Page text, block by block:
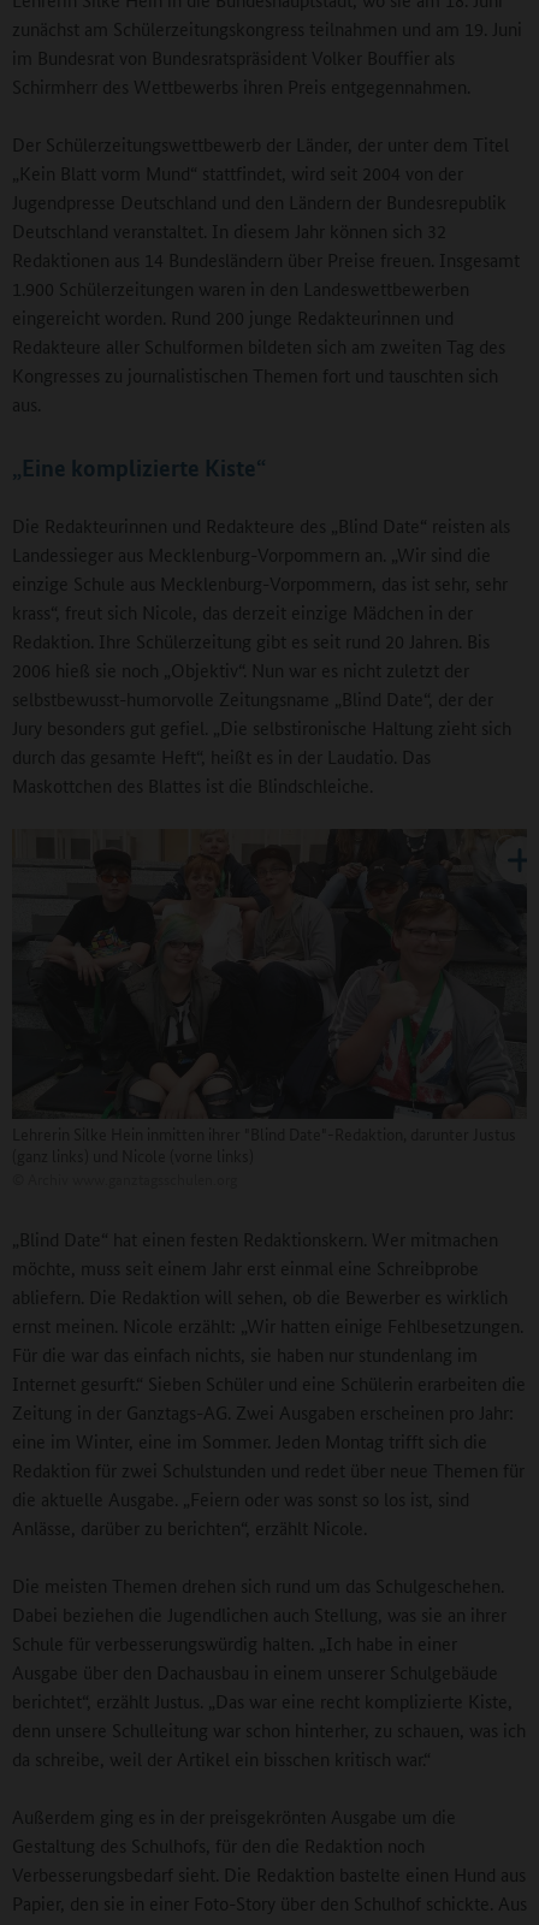
zunächst am Schülerzeitungskongress teilnahmen und am 19. Juni
im Bundesrat von Bundesratspräsident Volker Bouffier als
Schirmherr des Wettbewerbs ihren Preis entgegennahmen.
Der Schülerzeitungswettbewerb der Länder, der unter dem Titel
„Kein Blatt vorm Mund“ stattfindet, wird seit 2004 von der
Jugendpresse Deutschland und den Ländern der Bundesrepublik
Deutschland veranstaltet. In diesem Jahr können sich 32
Redaktionen aus 14 Bundesländern über Preise freuen. Insgesamt
1.900 Schülerzeitungen waren in den Landeswettbewerben
eingereicht worden. Rund 200 junge Redakteurinnen und
Redakteure aller Schulformen bildeten sich am zweiten Tag des
Kongresses zu journalistischen Themen fort und tauschten sich
aus.
„Eine komplizierte Kiste“
Die Redakteurinnen und Redakteure des „Blind Date“ reisten als
Landessieger aus Mecklenburg-Vorpommern an. „Wir sind die
einzige Schule aus Mecklenburg-Vorpommern, das ist sehr, sehr
krass“, freut sich Nicole, das derzeit einzige Mädchen in der
Redaktion. Ihre Schülerzeitung gibt es seit rund 20 Jahren. Bis
2006 hieß sie noch „Objektiv“. Nun war es nicht zuletzt der
selbstbewusst-humorvolle Zeitungsname „Blind Date“, der der
Jury besonders gut gefiel. „Die selbstironische Haltung zieht sich
durch das gesamte Heft“, heißt es in der Laudatio. Das
Maskottchen des Blattes ist die Blindschleiche.
„Blind Date“ hat einen festen Redaktionskern. Wer mitmachen
möchte, muss seit einem Jahr erst einmal eine Schreibprobe
abliefern. Die Redaktion will sehen, ob die Bewerber es wirklich
ernst meinen. Nicole erzählt: „Wir hatten einige Fehlbesetzungen.
Für die war das einfach nichts, sie haben nur stundenlang im
Internet gesurft.“ Sieben Schüler und eine Schülerin erarbeiten die
Zeitung in der Ganztags-AG. Zwei Ausgaben erscheinen pro Jahr:
eine im Winter, eine im Sommer. Jeden Montag trifft sich die
Redaktion für zwei Schulstunden und redet über neue Themen für
die aktuelle Ausgabe. „Feiern oder was sonst so los ist, sind
Anlässe, darüber zu berichten“, erzählt Nicole.
Die meisten Themen drehen sich rund um das Schulgeschehen.
Dabei beziehen die Jugendlichen auch Stellung, was sie an ihrer
Schule für verbesserungswürdig halten. „Ich habe in einer
Ausgabe über den Dachausbau in einem unserer Schulgebäude
berichtet“, erzählt Justus. „Das war eine recht komplizierte Kiste,
denn unsere Schulleitung war schon hinterher, zu schauen, was ich
da schreibe, weil der Artikel ein bisschen kritisch war.“
Außerdem ging es in der preisgekrönten Ausgabe um die
Gestaltung des Schulhofs, für den die Redaktion noch
Verbesserungsbedarf sieht. Die Redaktion bastelte einen Hund aus
Papier, den sie in einer Foto-Story über den Schulhof schickte. Aus